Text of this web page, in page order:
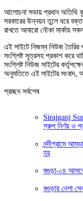
আলোচনা সভায় প্রধান অতিথি
সরকারের উন্নয়ন তুলে ধরে
রাখতে আবারো নৌকা মার্কায়
এই সাইটে নিজম্ব নিউজ তৈরির
সংশ্লিষ্ট সূত্রসহ প্রকাশ করে
সংশ্লিষ্ট নিউজ সাইটের
অনুমতিতে এই সাইটের সংবাদ,
প্রচ্ছদ সর্বশেষ
Sirajganj
গ্রুপ নির্ণয় ও
নন্দীগ্রামে
হয়
বগুড়া-০৪ আসনে
বগুড়ায় নেশা